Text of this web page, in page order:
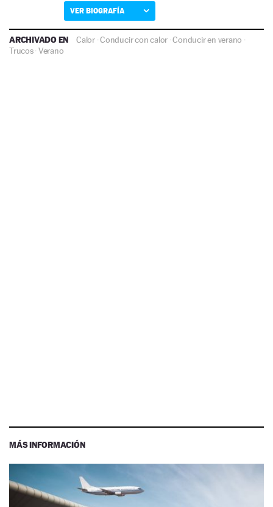
VER BIOGRAFÍA
ARCHIVADO EN Calor·Conducir con calor ·Conducir en verano ·
Trucos·Verano
MÁS INFORMACIÓN